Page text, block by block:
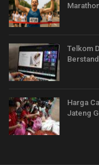
Telkom
Harga
Jateng